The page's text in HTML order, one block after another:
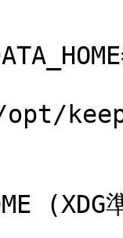
/opt/